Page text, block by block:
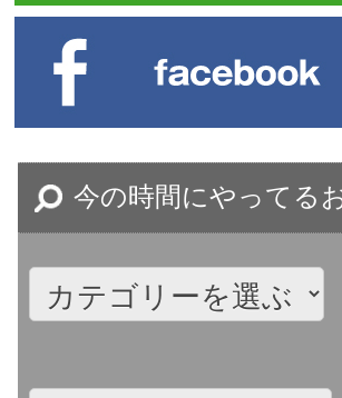
今の時間にやってる